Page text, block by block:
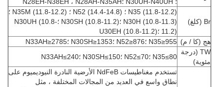
Br (كلغ)
N35 (11.8-12.2) ؛ N52 (14.4-14.8) ؛ N35M (11.8-12.2) ؛
N30H (10.8-11.3) ؛N30SH (10.8-11.2) ؛N30UH (10.8-
11.2) ؛U30EH (10.8-11.2)
هج (كا / م)
N35≥955 ؛N52≥876 ؛N30SH≥1353 ؛N33AH≥2785
TW (درجة
مئوية)
N35≤80 ؛N52≤70 ؛N30SH≤150 ؛N33AH≤240
تستخدم مغناطيسات NdFeB الأرضية النادرة النيوديميوم على
نطاق واسع في العديد من المجالات المختلفة ، مثل